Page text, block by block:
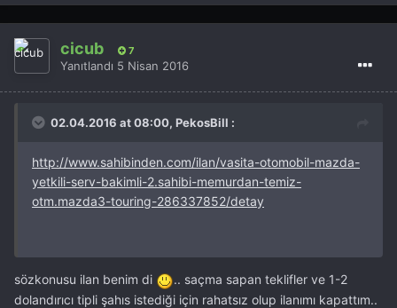
cicub 7
Yanıtlandı 5 Nisan 2016
02.04.2016 at 08:00, PekosBill :
http://www.sahibinden.com/ilan/vasita-otomobil-mazda-
yetkili-serv-bakimli-2.sahibi-memurdan-temiz-
otm.mazda3-touring-286337852/detay
sözkonusu ilan benim di
.. saçma sapan teklifler ve 1-2
dolandırıcı tipli şahıs istediği için rahatsız olup ilanımı kapattım..